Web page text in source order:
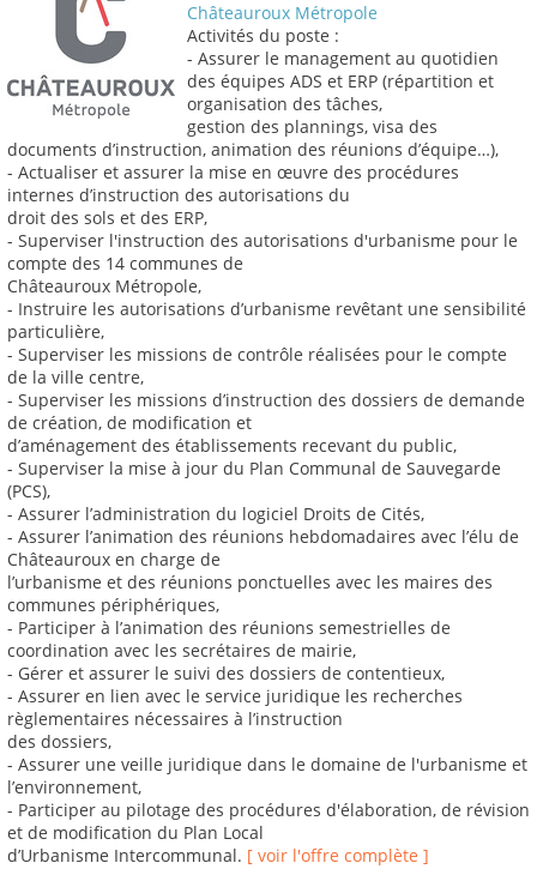
Châteauroux Métropole
Activités du poste :
- Assurer le management au quotidien
des équipes ADS et ERP (répartition et
organisation des tâches,
gestion des plannings, visa des
documents d’instruction, animation des réunions d’équipe…),
- Actualiser et assurer la mise en œuvre des procédures
internes d’instruction des autorisations du
droit des sols et des ERP,
- Superviser l'instruction des autorisations d'urbanisme pour le
compte des 14 communes de
Châteauroux Métropole,
- Instruire les autorisations d’urbanisme revêtant une sensibilité
particulière,
- Superviser les missions de contrôle réalisées pour le compte
de la ville centre,
- Superviser les missions d’instruction des dossiers de demande
de création, de modification et
d’aménagement des établissements recevant du public,
- Superviser la mise à jour du Plan Communal de Sauvegarde
(PCS),
- Assurer l’administration du logiciel Droits de Cités,
- Assurer l’animation des réunions hebdomadaires avec l’élu de
Châteauroux en charge de
l’urbanisme et des réunions ponctuelles avec les maires des
communes périphériques,
- Participer à l’animation des réunions semestrielles de
coordination avec les secrétaires de mairie,
- Gérer et assurer le suivi des dossiers de contentieux,
- Assurer en lien avec le service juridique les recherches
règlementaires nécessaires à l’instruction
des dossiers,
- Assurer une veille juridique dans le domaine de l'urbanisme et
l’environnement,
- Participer au pilotage des procédures d'élaboration, de révision
et de modification du Plan Local
d’Urbanisme Intercommunal. [ voir l'offre complète ]